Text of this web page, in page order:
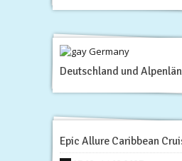
Deutschland und
Epic Allure Caribbean